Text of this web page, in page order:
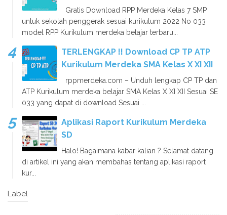
Gratis Download RPP Merdeka Kelas 7 SMP
untuk sekolah penggerak sesuai kurikulum 2022 No 033
model RPP Kurikulum merdeka belajar terbaru...
TERLENGKAP !! Download CP TP ATP
Kurikulum Merdeka SMA Kelas X XI XII
rppmerdeka.com – Unduh lengkap CP TP dan
ATP Kurikulum merdeka belajar SMA Kelas X XI XII Sesuai SE
033 yang dapat di download Sesuai ...
Aplikasi Raport Kurikulum Merdeka
SD
Halo! Bagaimana kabar kalian ? Selamat datang
di artikel ini yang akan membahas tentang aplikasi raport
kur...
Label